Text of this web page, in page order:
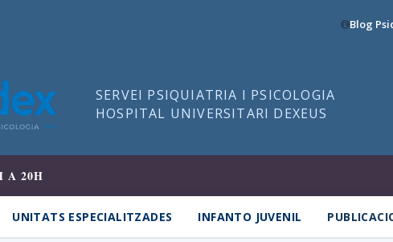
Blog
SERVEI PSIQUIATRIA I PSICOLOGIA
HOSPITAL UNIVERSITARI DEXEUS
A 20H
UNITATS ESPECIALITZADES INFANTO JUVENIL